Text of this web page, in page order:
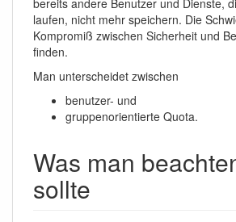
bereits andere Benutzer und Dienste,
laufen, nicht mehr speichern. Die
Kompromiß zwischen Sicherheit und
finden.
Man unterscheidet zwischen
benutzer- und
gruppenorientierte Quota.
Was man
sollte